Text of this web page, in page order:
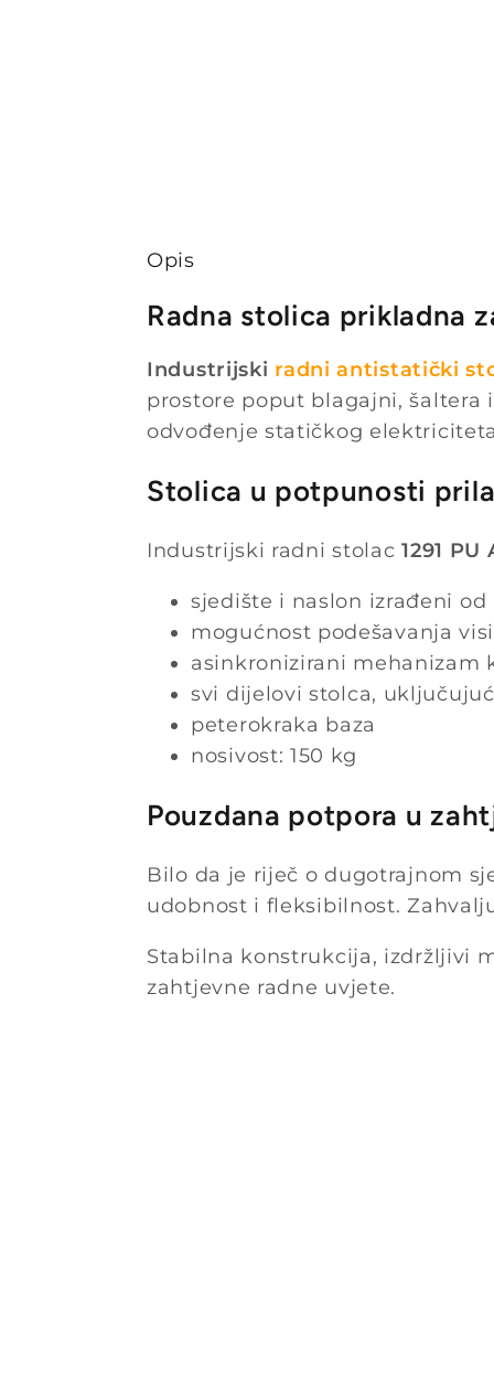
Opis
Radna stolica prikladna
Industrijski radni antistatički
prostore poput blagajni, šaltera
odvođenje statičkog
Stolica u potpunosti
Industrijski radni stolac1291
sjedište i naslon izrađeni
mogućnost podešavanja
asinkronizirani mehanizam
svi dijelovi stolca,
peterokraka baza
nosivost: 150 kg
Pouzdana potpora u
Bilo da je riječ o dugotrajnom
udobnost i fleksibilnost.
Stabilna konstrukcija, izdržljivi
zahtjevne radne uvjete.